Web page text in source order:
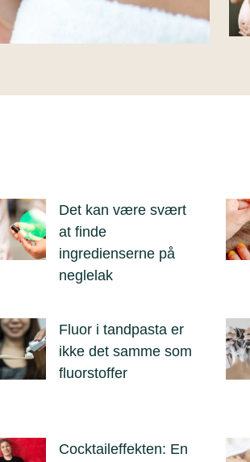
Det kan være svært
at finde
ingredienserne på
neglelak
Fluor i tandpasta er
ikke det samme som
fluorstoffer
Cocktaileffekten: En